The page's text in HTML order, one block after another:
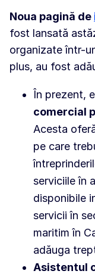
Noua pagină de
fost lansată
organizate într-
plus, au fost
În prezent,
comercial
Acesta
pe care
serviciile în
disponibile
servicii în
maritim în
adăuga
Asistentul